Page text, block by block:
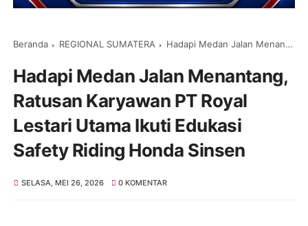
Beranda REGIONAL SUMATERA Hadapi Medan Jalan Menantang, Ratusan Karyawan PT Royal Lestari Utama Ikuti Edukasi Safety Riding Honda Sinsen
Hadapi Medan Jalan Menantang,
Ratusan Karyawan PT Royal
Lestari Utama Ikuti Edukasi
Safety Riding Honda Sinsen
SELASA, MEI 26, 2026 0 KOMENTAR